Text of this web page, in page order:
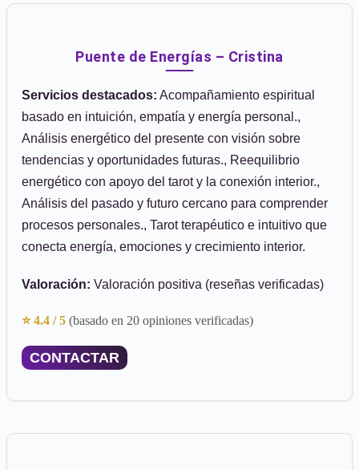
Puente de Energías – Cristina
Servicios destacados: Acompañamiento espiritual
basado en intuición, empatía y energía personal.,
Análisis energético del presente con visión sobre
tendencias y oportunidades futuras., Reequilibrio
energético con apoyo del tarot y la conexión interior.,
Análisis del pasado y futuro cercano para comprender
procesos personales., Tarot terapéutico e intuitivo que
conecta energía, emociones y crecimiento interior.
Valoración: Valoración positiva (reseñas verificadas)
⭐ 4.4 / 5 (basado en 20 opiniones verificadas)
CONTACTAR